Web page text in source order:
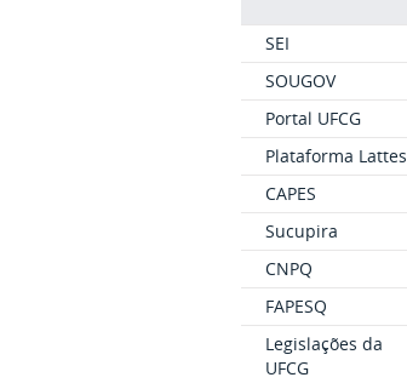
SEI
SOUGOV
Portal UFCG
Plataforma Lattes
CAPES
Sucupira
CNPQ
FAPESQ
Legislações da
UFCG